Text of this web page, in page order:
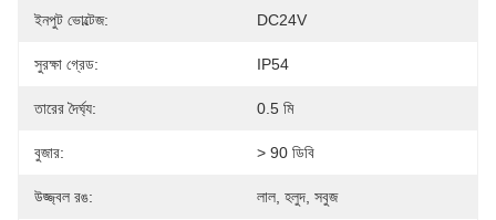
ইনপুট ভোল্টেজ: DC24V
সুরক্ষা গ্রেড: IP54
তারের দৈর্ঘ্য: 0.5 মি
বুজার: > 90 ডিবি
উজ্জ্বল রঙ: লাল, হলুদ, সবুজ